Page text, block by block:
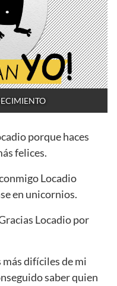
porque haces
felices.
Locadio
en unicornios.
Locadio por
más difíciles de mi
saber quien